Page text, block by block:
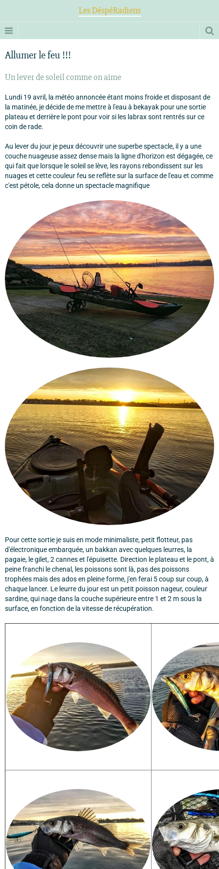
Les DéspéRadiens
Allumer le feu !!!
Un lever de soleil comme on aime
Lundi 19 avril, la météo annoncée étant moins froide et disposant de
la matinée, je décide de me mettre à l'eau à bekayak pour une sortie
plateau et derrière le pont pour voir si les labrax sont rentrés sur ce
coin de rade.
Au lever du jour je peux découvrir une superbe spectacle, il y a une
couche nuageuse assez dense mais la ligne d'horizon est dégagée, ce
qui fait que lorsque le soleil se lève, les rayons rebondissent sur les
nuages et cette couleur feu se reflète sur la surface de l'eau et comme
c'est pétole, cela donne un spectacle magnifique
Pour cette sortie je suis en mode minimaliste, petit flotteur, pas
d'électronique embarquée, un bakkan avec quelques leurres, la
pagaie, le gilet, 2 cannes et l'épuisette. Direction le plateau et le pont, à
peine franchi le chenal, les poissons sont là, pas des poissons
trophées mais des ados en pleine forme, j'en ferai 5 coup sur coup, à
chaque lancer. Le leurre du jour est un petit poisson nageur, couleur
sardine, qui nage dans la couche supérieure entre 1 et 2 m sous la
surface, en fonction de la vitesse de récupération.